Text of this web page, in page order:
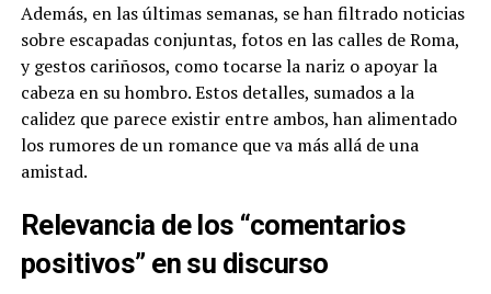
Además, en las últimas semanas, se han filtrado noticias
sobre escapadas conjuntas, fotos en las calles de Roma,
y gestos cariñosos, como tocarse la nariz o apoyar la
cabeza en su hombro. Estos detalles, sumados a la
calidez que parece existir entre ambos, han alimentado
los rumores de un romance que va más allá de una
amistad.
Relevancia de los “comentarios
positivos” en su discurso